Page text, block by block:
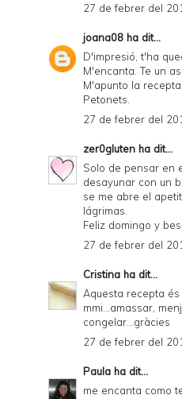
27 de febrer del
joana08 ha dit...
D'impresió, t'ha
M'encanta. Te un
M'apunto la
Petonets.
27 de febrer del
zer0gluten ha dit...
Solo de pensar en
desayunar con un
se me abre el
lágrimas.
Feliz domingo y
27 de febrer del
Cristina ha dit...
Aquesta recepta
mmi...amassar,
congelar...gràcies
27 de febrer del
Paula ha dit...
me encanta como